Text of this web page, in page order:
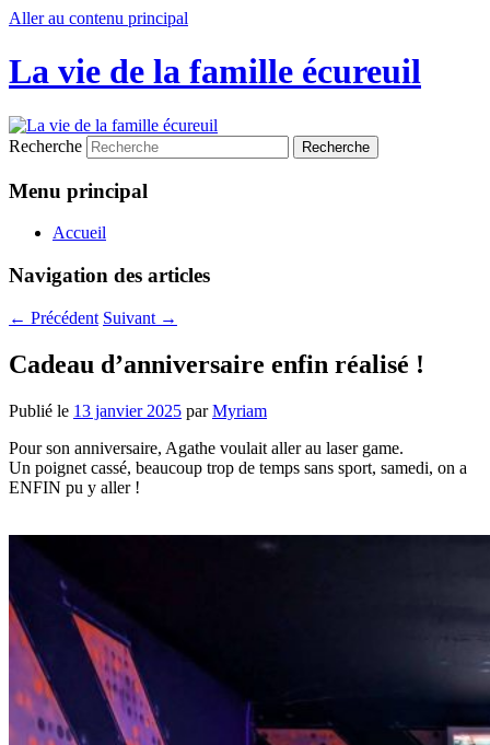
Aller au contenu principal
La vie de la famille écureuil
Recherche
Menu principal
Accueil
Navigation des articles
← Précédent Suivant →
Cadeau d’anniversaire enfin réalisé !
Publié le 13 janvier 2025 parMyriam
Pour son anniversaire, Agathe voulait aller au laser game.
Un poignet cassé, beaucoup trop de temps sans sport, samedi, on a
ENFIN pu y aller !